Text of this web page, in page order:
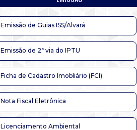
Emissão de Guias ISS/Alvará
Emissão de 2ª via do IPTU
Ficha de Cadastro Imobliário (FCI)
Nota Fiscal Eletrônica
Licenciamento Ambiental